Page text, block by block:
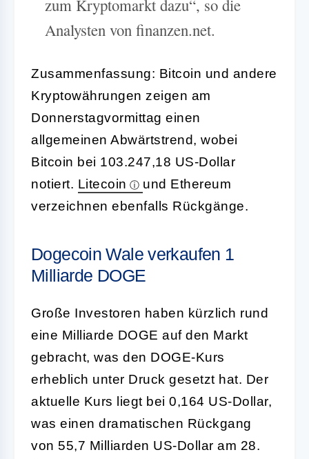
zum Kryptomarkt dazu“, so die
Analysten von finanzen.net.
Zusammenfassung: Bitcoin und andere
Kryptowährungen zeigen am
Donnerstagvormittag einen
allgemeinen Abwärtstrend, wobei
Bitcoin bei 103.247,18 US-Dollar
notiert. Litecoin
und Ethereum
verzeichnen ebenfalls Rückgänge.
Dogecoin Wale verkaufen 1
Milliarde DOGE
Große Investoren haben kürzlich rund
eine Milliarde DOGE auf den Markt
gebracht, was den DOGE-Kurs
erheblich unter Druck gesetzt hat. Der
aktuelle Kurs liegt bei 0,164 US-Dollar,
was einen dramatischen Rückgang
von 55,7 Milliarden US-Dollar am 28.